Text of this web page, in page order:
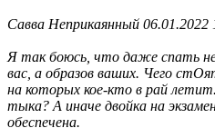
Савва Неприкаянный 06.01.2022
Я так боюсь, что даже спать
вас, а образов ваших. Чего
на которых кое-кто в рай
тыка? А иначе двойка на
обеспечена.